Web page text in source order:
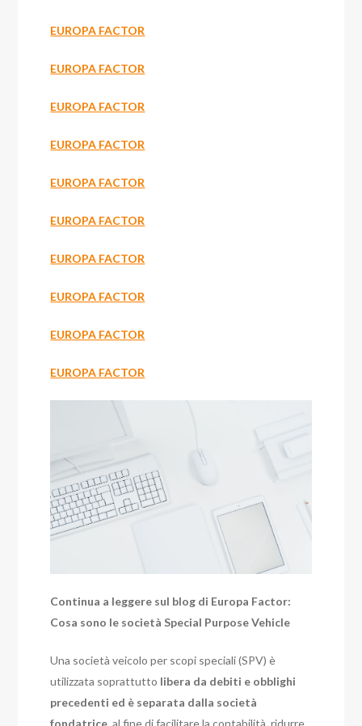
EUROPA FACTOR
EUROPA FACTOR
EUROPA FACTOR
EUROPA FACTOR
EUROPA FACTOR
EUROPA FACTOR
EUROPA FACTOR
EUROPA FACTOR
EUROPA FACTOR
EUROPA FACTOR
Continua a leggere sul blog di Europa Factor:
Cosa sono le società Special Purpose Vehicle
Una società veicolo per scopi speciali (SPV) è
utilizzata soprattutto libera da debiti e obblighi
precedenti ed è separata dalla società
fondatrice , al fine di facilitare la contabilità, ridurre